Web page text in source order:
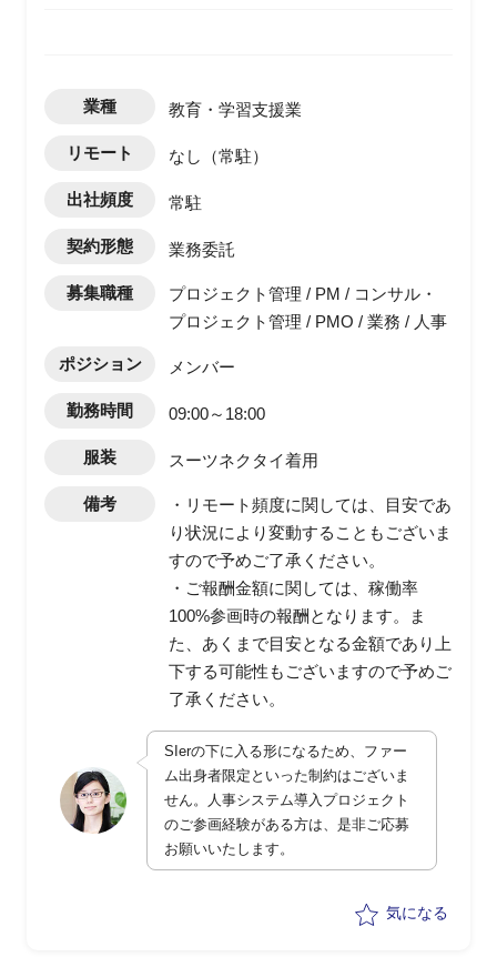
業種 教育・学習支援業
リモート なし（常駐）
出社頻度 常駐
契約形態 業務委託
募集職種
プロジェクト管理 / PM / コンサル・
プロジェクト管理 / PMO / 業務 / 人事
ポジション メンバー
勤務時間 09:00～18:00
服装 スーツネクタイ着用
備考
・リモート頻度に関しては、目安であ
り状況により変動することもございま
すので予めご了承ください。
・ご報酬金額に関しては、稼働率
100%参画時の報酬となります。ま
た、あくまで目安となる金額であり上
下する可能性もございますので予めご
了承ください。
SIerの下に入る形になるため、ファー
ム出身者限定といった制約はございま
せん。人事システム導入プロジェクト
のご参画経験がある方は、是非ご応募
お願いいたします。
気になる